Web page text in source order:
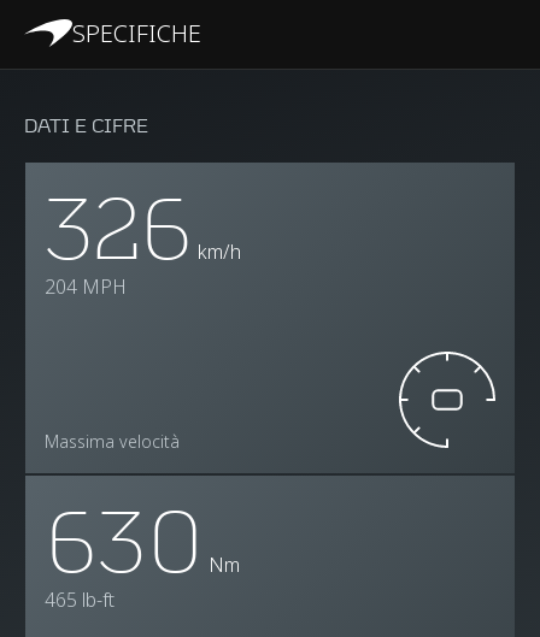
SPECIFICHE
DATI E CIFRE
326 km/h
204 MPH
Massima velocità
630 Nm
465 lb-ft